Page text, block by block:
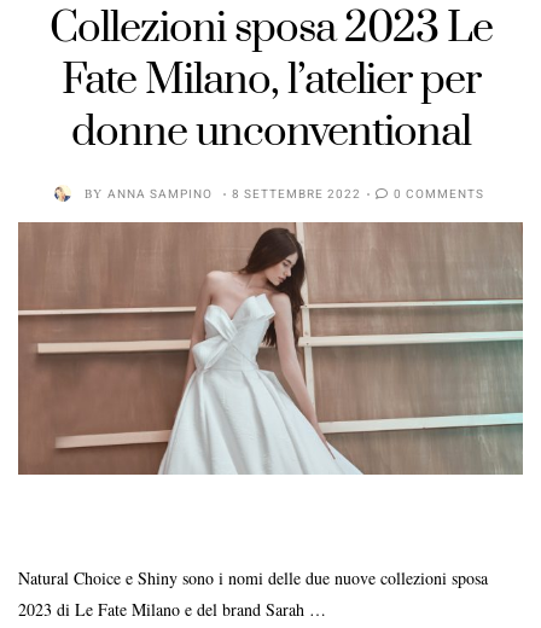
Collezioni sposa 2023 Le
Fate Milano, l’atelier per
donne unconventional
BY ANNA SAMPINO 8 SETTEMBRE 2022 0 COMMENTS
Natural Choice e Shiny sono i nomi delle due nuove collezioni sposa
2023 di Le Fate Milano e del brand Sarah …